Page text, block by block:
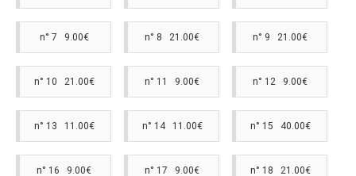
n° 7 9.00€ n° 8 21.00€ n° 9 21.00€
n° 10 21.00€ n° 11 9.00€ n° 12 9.00€
n° 13 11.00€ n° 14 11.00€ n° 15 40.00€
n° 16 9.00€ n° 17 9.00€ n° 18 21.00€